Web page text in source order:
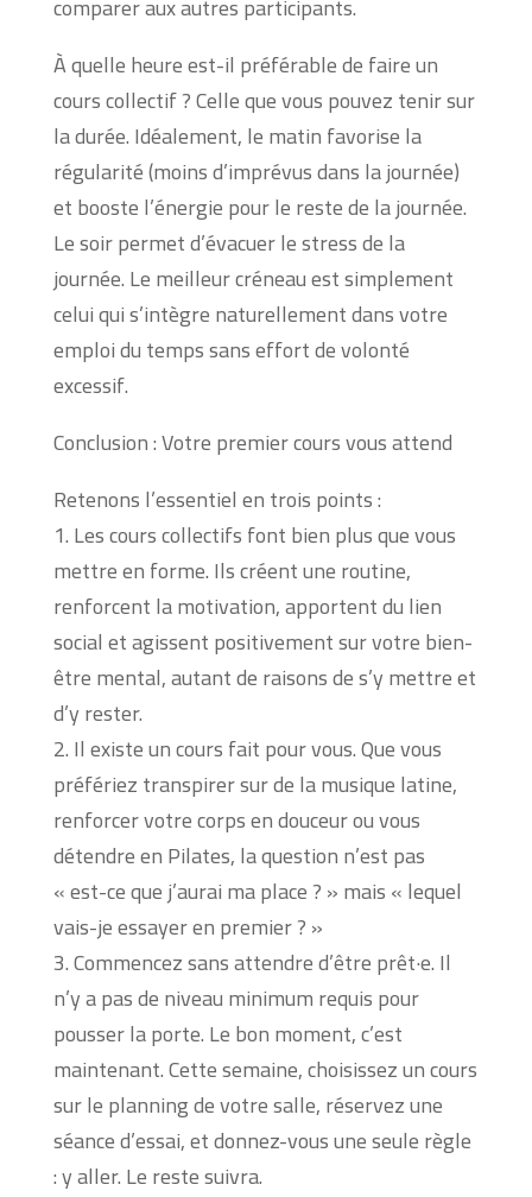
À quelle heure est-il préférable de faire un
cours collectif ? Celle que vous pouvez tenir sur
la durée. Idéalement, le matin favorise la
régularité (moins d’imprévus dans la journée)
et booste l’énergie pour le reste de la journée.
Le soir permet d’évacuer le stress de la
journée. Le meilleur créneau est simplement
celui qui s’intègre naturellement dans votre
emploi du temps sans effort de volonté
excessif.
Conclusion : Votre premier cours vous attend
Retenons l’essentiel en trois points :
1. Les cours collectifs font bien plus que vous
mettre en forme. Ils créent une routine,
renforcent la motivation, apportent du lien
social et agissent positivement sur votre bien-
être mental, autant de raisons de s’y mettre et
d’y rester.
2. Il existe un cours fait pour vous. Que vous
préfériez transpirer sur de la musique latine,
renforcer votre corps en douceur ou vous
détendre en Pilates, la question n’est pas
« est-ce que j’aurai ma place ? » mais « lequel
vais-je essayer en premier ? »
3. Commencez sans attendre d’être prêt·e. Il
n’y a pas de niveau minimum requis pour
pousser la porte. Le bon moment, c’est
maintenant. Cette semaine, choisissez un cours
sur le planning de votre salle, réservez une
séance d’essai, et donnez-vous une seule règle
: y aller. Le reste suivra.